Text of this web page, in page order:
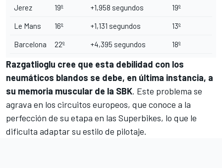
Jerez 19º +1,958 segundos 19º
Le Mans 16º +1,131 segundos 13º
Barcelona 22º +4,395 segundos 18º
Razgatlioglu cree que esta debilidad con los
neumáticos blandos se debe, en última instancia, a
su memoria muscular de la SBK. Este problema se
agrava en los circuitos europeos, que conoce a la
perfección de su etapa en las Superbikes, lo que le
dificulta adaptar su estilo de pilotaje.